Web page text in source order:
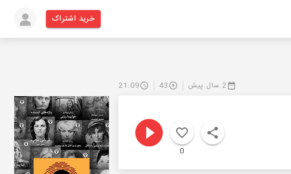
خرید اشتراک
2 سال پیش 43
21:09
0